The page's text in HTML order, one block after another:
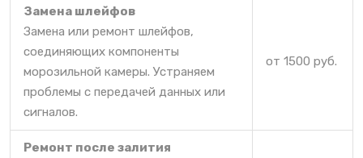
Замена шлейфов
Замена или ремонт шлейфов,
соединяющих компоненты
морозильной камеры. Устраняем
проблемы с передачей данных или
сигналов.
от 1500 руб.
Ремонт после залития